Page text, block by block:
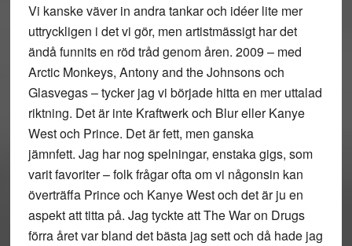
Vi kanske väver in andra tankar och idéer lite mer
uttryckligen i det vi gör, men artistmässigt har det
ändå funnits en röd tråd genom åren. 2009 – med
Arctic Monkeys, Antony and the Johnsons och
Glasvegas – tycker jag vi började hitta en mer uttalad
riktning. Det är inte Kraftwerk och Blur eller Kanye
West och Prince. Det är fett, men ganska
jämnfett. Jag har nog spelningar, enstaka gigs, som
varit favoriter – folk frågar ofta om vi någonsin kan
överträffa Prince och Kanye West och det är ju en
aspekt att titta på. Jag tyckte att The War on Drugs
förra året var bland det bästa jag sett och då hade jag